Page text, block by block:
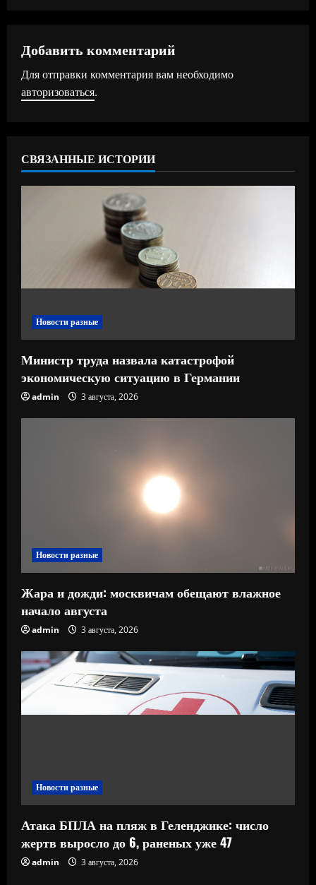
л
ж
и
ь
ч
н
и
е
Добавить комментарий
Для отправки комментария вам необходимо
авторизоваться.
СВЯЗАННЫЕ ИСТОРИИ
Новости разные
Министр труда назвала катастрофой
экономическую ситуацию в Германии
admin 3 августа, 2026
Новости разные
Жара и дожди: москвичам обещают влажное
начало августа
admin 3 августа, 2026
Новости разные
Атака БПЛА на пляж в Геленджике: число
жертв выросло до 6, раненых уже 47
admin 3 августа, 2026